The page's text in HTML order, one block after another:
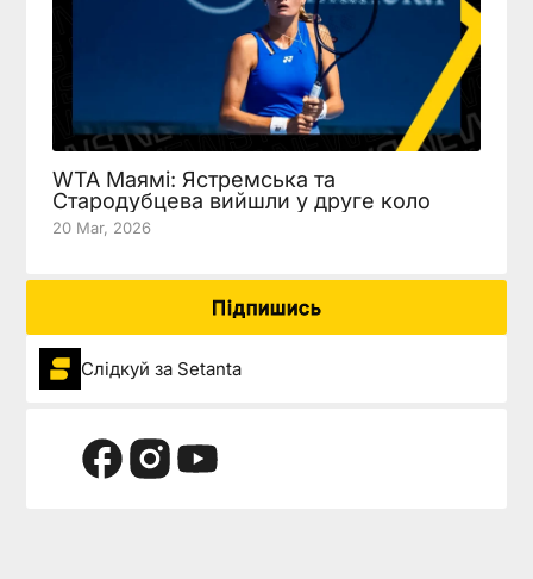
WTA Маямі: Ястремська та
Стародубцева вийшли у друге коло
20 Mar, 2026
Підпишись
Слідкуй за Setanta